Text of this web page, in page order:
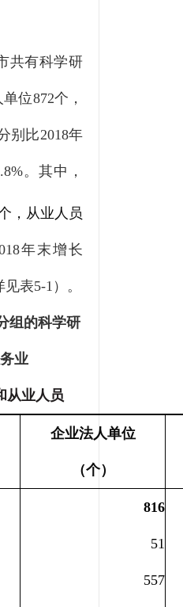
共有科学研
单位872个，
别比2018年
。其中，
，从业人员
年末增长
见表5-1 ）。
组的科学研
业
从业人员
企业法人单位
（个）
816
51
557